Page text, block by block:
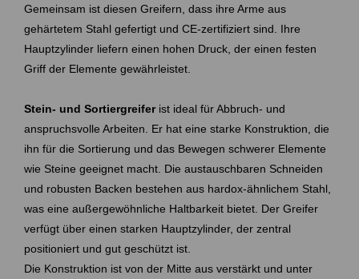
Gemeinsam ist diesen Greifern, dass ihre Arme aus
gehärtetem Stahl gefertigt und CE-zertifiziert sind. Ihre
Hauptzylinder liefern einen hohen Druck, der einen festen
Griff der Elemente gewährleistet.
Stein- und Sortiergreiferist ideal für Abbruch- und
anspruchsvolle Arbeiten. Er hat eine starke Konstruktion, die
ihn für die Sortierung und das Bewegen schwerer Elemente
wie Steine geeignet macht. Die austauschbaren Schneiden
und robusten Backen bestehen aus hardox-ähnlichem Stahl,
was eine außergewöhnliche Haltbarkeit bietet. Der Greifer
verfügt über einen starken Hauptzylinder, der zentral
positioniert und gut geschützt ist.
Die Konstruktion ist von der Mitte aus verstärkt und unter